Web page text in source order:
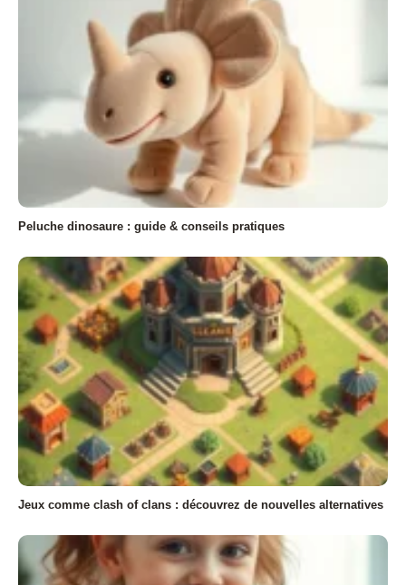
Peluche dinosaure : guide & conseils pratiques
Jeux comme clash of clans : découvrez de nouvelles alternatives